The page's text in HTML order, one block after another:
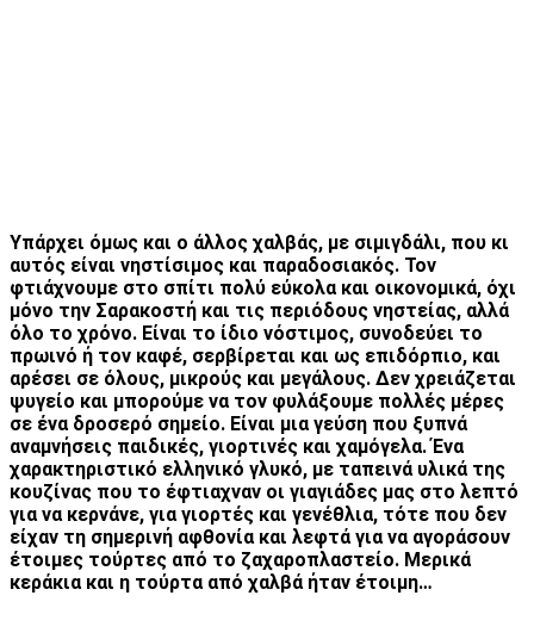
Υπάρχει όμως και ο άλλος χαλβάς, με σιμιγδάλι, που κι
αυτός είναι νηστίσιμος και παραδοσιακός. Τον
φτιάχνουμε στο σπίτι πολύ εύκολα και οικονομικά, όχι
μόνο την Σαρακοστή και τις περιόδους νηστείας, αλλά
όλο το χρόνο. Είναι το ίδιο νόστιμος, συνοδεύει το
πρωινό ή τον καφέ, σερβίρεται και ως επιδόρπιο, και
αρέσει σε όλους, μικρούς και μεγάλους. Δεν χρειάζεται
ψυγείο και μπορούμε να τον φυλάξουμε πολλές μέρες
σε ένα δροσερό σημείο. Είναι μια γεύση που ξυπνά
αναμνήσεις παιδικές, γιορτινές και χαμόγελα. Ένα
χαρακτηριστικό ελληνικό γλυκό, με ταπεινά υλικά της
κουζίνας που το έφτιαχναν οι γιαγιάδες μας στο λεπτό
για να κερνάνε, για γιορτές και γενέθλια, τότε που δεν
είχαν τη σημερινή αφθονία και λεφτά για να αγοράσουν
έτοιμες τούρτες από το ζαχαροπλαστείο. Μερικά
κεράκια και η τούρτα από χαλβά ήταν έτοιμη…